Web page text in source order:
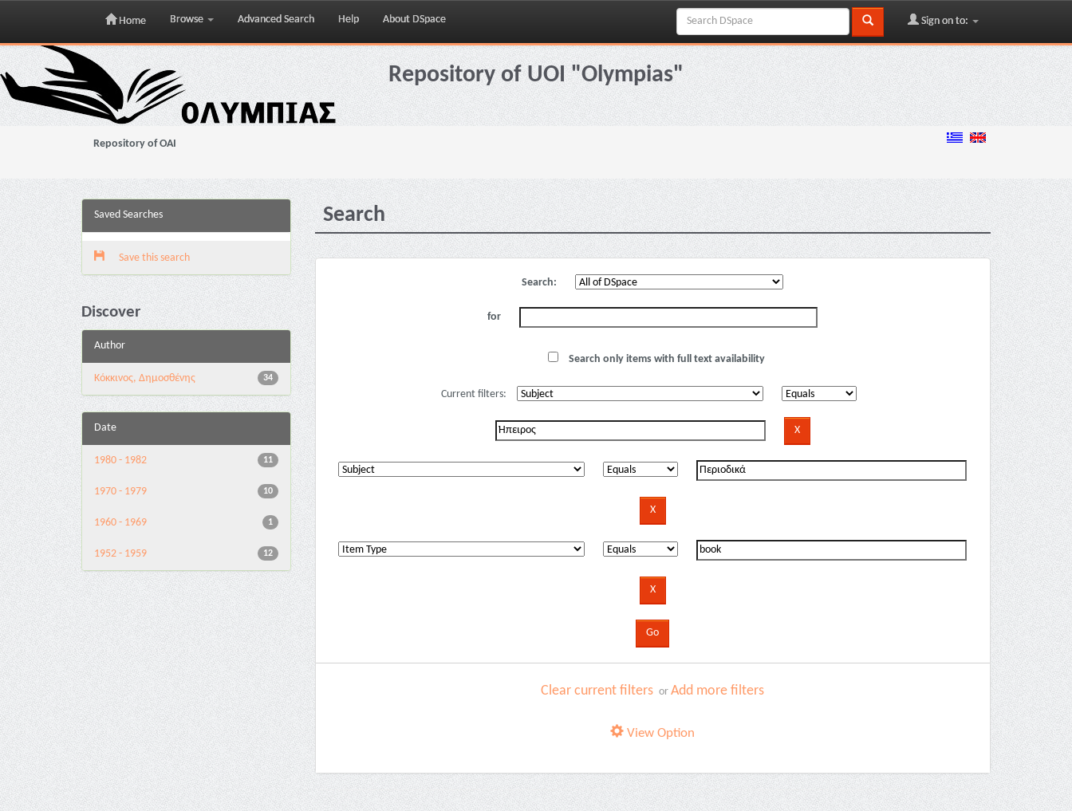
Skip
navigation
Home Browse Advanced Search Help About DSpace Sign on to:
Repository of UOI "Olympias"
Repository of OAI
Saved Searches
Save this search
Discover
Author
34
Κόκκινος, Δημοσθένης
Date
11
1980 - 1982
10
1970 - 1979
1
1960 - 1969
12
1952 - 1959
Search
Search:
for
Search only items with full text availability
Current filters:
Clear current filters orAdd more filters
View Option